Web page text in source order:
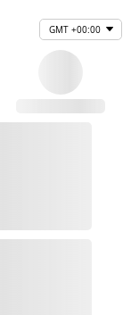
GMT +00:00